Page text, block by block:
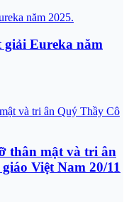
giải Eureka năm
thân mật và tri ân
Việt Nam 20/11